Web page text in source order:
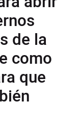
de la
como
que